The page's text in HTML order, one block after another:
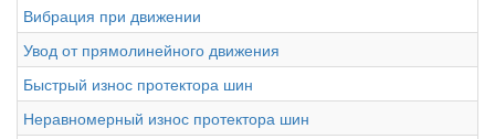
Вибрация при движении
Увод от прямолинейного движения
Быстрый износ протектора шин
Неравномерный износ протектора шин